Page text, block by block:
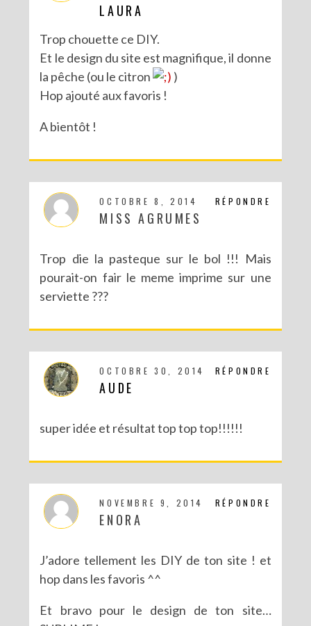
LAURA
Trop chouette ce DIY.
Et le design du site est magnifique, il donne
la pêche (ou le citron
)
Hop ajouté aux favoris !
A bientôt !
RÉPONDRE
OCTOBRE 8, 2014
MISS AGRUMES
Trop die la pasteque sur le bol !!! Mais
pourait-on fair le meme imprime sur une
serviette ???
RÉPONDRE
OCTOBRE 30, 2014
AUDE
super idée et résultat top top top!!!!!!
RÉPONDRE
NOVEMBRE 9, 2014
ENORA
J’adore tellement les DIY de ton site ! et
hop dans les favoris ^^
Et bravo pour le design de ton site…